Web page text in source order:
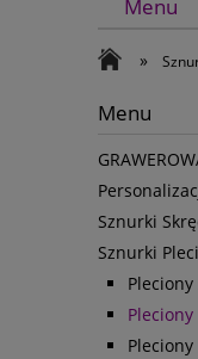
Menu
»
Menu
Sznurki
Sznurki